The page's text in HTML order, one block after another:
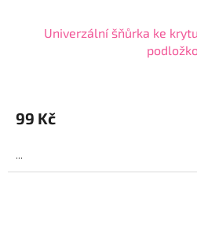
Univerzální šňůrka ke
produktu
je
z
5
99 Kč
...